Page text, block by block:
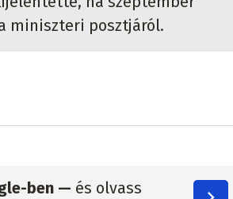
miniszteri posztjáról.
ben — és olvass